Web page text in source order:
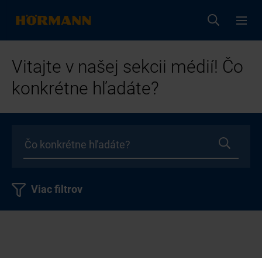
Vitajte v našej sekcii médií! Čo
konkrétne hľadáte?
Viac filtrov